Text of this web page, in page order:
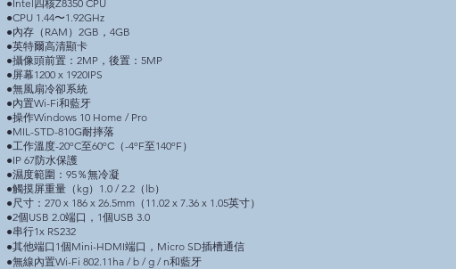
●Intel四核Z8350 CPU
●CPU 1.44〜1.92GHz
●內存（RAM）2GB，4GB
●英特爾高清顯卡
●攝像頭前置：2MP，後置：5MP
●屏幕1200 x 1920IPS
●無風扇冷卻系統
●內置Wi-Fi和藍牙
●操作Windows 10 Home / Pro
●MIL-STD-810G耐摔落
●工作溫度-20ºC至60ºC（-4ºF至140ºF）
●IP 67防水保護
●濕度範圍：95％無冷凝
●觸摸屏重量（kg）1.0 / 2.2（lb）
●尺寸：270 x 186 x 26.5mm（11.02 x 7.36 x 1.05英寸）
●2個USB 2.0端口，1個USB 3.0
●串行1x RS232
●其他端口1個Mini-HDMI端口，Micro SD插槽通信
●無線內置Wi-Fi 802.11ha / b / g / n和藍牙